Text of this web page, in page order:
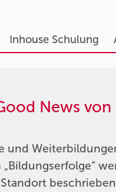
Inhouse Schulung
News
und